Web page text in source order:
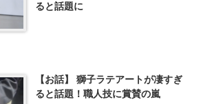
ると話題に
【お話】 獅子ラテアートが凄すぎ
ると話題！職人技に賞賛の嵐